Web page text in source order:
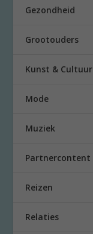
Gezondheid
Grootouders
Kunst & Cultuur
Mode
Muziek
Partnercontent
Reizen
Relaties